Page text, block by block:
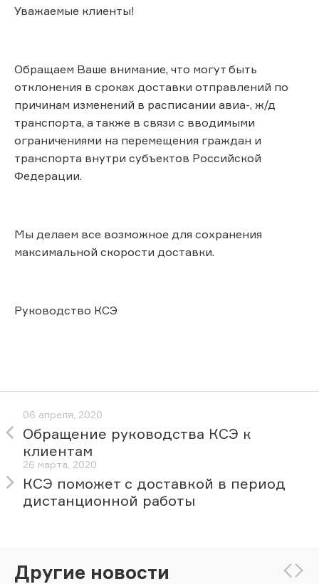
Уважаемые клиенты!
Обращаем Ваше внимание, что могут быть
отклонения в сроках доставки отправлений по
причинам изменений в расписании авиа-, ж/д
транспорта, а также в связи с вводимыми
ограничениями на перемещения граждан и
транспорта внутри субъектов Российской
Федерации.
Мы делаем все возможное для сохранения
максимальной скорости доставки.
Руководство КСЭ
06 апреля, 2020
Обращение руководства КСЭ к
клиентам
26 марта, 2020
КСЭ поможет с доставкой в период
дистанционной работы
Другие новости